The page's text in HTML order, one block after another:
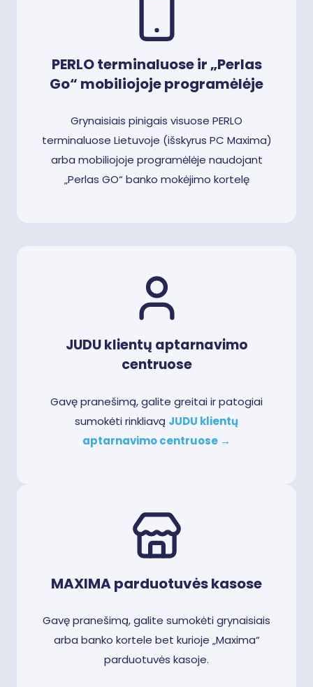
PERLO terminaluose ir „Perlas
Go“ mobiliojoje programėlėje
Grynaisiais pinigais visuose PERLO
terminaluose Lietuvoje (išskyrus PC Maxima)
arba mobiliojoje programėlėje naudojant
„Perlas GO“ banko mokėjimo kortelę
JUDU klientų aptarnavimo
centruose
Gavę pranešimą, galite greitai ir patogiai
sumokėti rinkliavą JUDU klientų
aptarnavimo centruose →
MAXIMA parduotuvės kasose
Gavę pranešimą, galite sumokėti grynaisiais
arba banko kortele bet kurioje „Maxima“
parduotuvės kasoje.